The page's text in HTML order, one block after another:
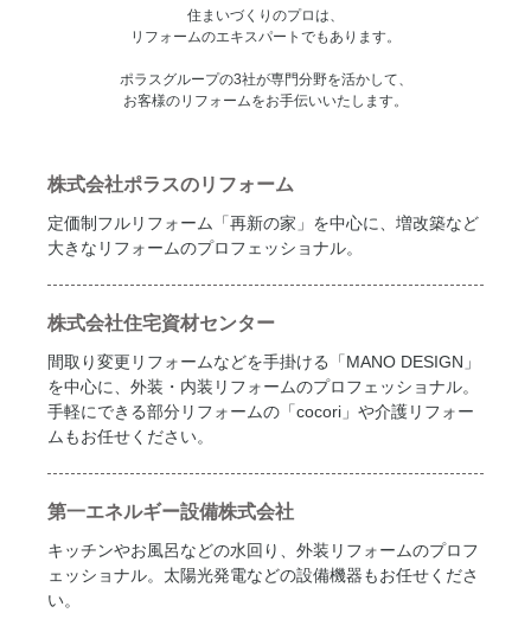
住まいづくりのプロは、
リフォームのエキスパートでもあります。
ポラスグループの3社が専門分野を活かして、
お客様のリフォームをお手伝いいたします。
株式会社ポラスのリフォーム
定価制フルリフォーム「再新の家」を中心に、増改築など
大きなリフォームのプロフェッショナル。
株式会社住宅資材センター
間取り変更リフォームなどを手掛ける「MANO DESIGN」
を中心に、外装・内装リフォームのプロフェッショナル。
手軽にできる部分リフォームの「cocori」や介護リフォー
ムもお任せください。
第一エネルギー設備株式会社
キッチンやお風呂などの水回り、外装リフォームのプロフ
ェッショナル。太陽光発電などの設備機器もお任せくださ
い。